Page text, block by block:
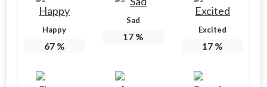
Happy
67%
Sad
17 %
Excited
17 %